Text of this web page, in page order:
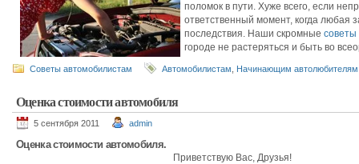
поломок в пути. Хуже всего, если
ответственный момент, когда любая
последствия. Наши скромные советы
городе не растеряться и быть во
Советы автомобилистам Автомобилистам Начинающим автолюбителям
Оценка стоимости автомобиля
5 сентября 2011 admin
Оценка стоимости автомобиля.
Приветствую Вас, Друзья!